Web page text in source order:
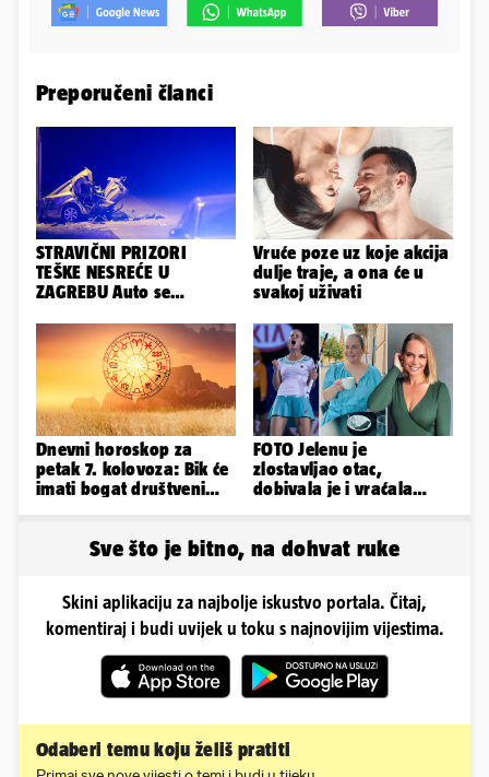
Preporučeni članci
STRAVIČNI PRIZORI
TEŠKE NESREĆE U
ZAGREBU Auto se
poginuo
Vruće poze uz koje akcija
dulje traje, a ona će u
svakoj uživati
Dnevni horoskop za
petak 7. kolovoza: Bik će
imati bogat društveni
FOTO Jelenu je
zlostavljao otac,
dobivala je i vraćala
Sve što je bitno, na dohvat ruke
Skini aplikaciju za najbolje iskustvo portala. Čitaj,
komentiraj i budi uvijek u toku s najnovijim vijestima.
Odaberi temu koju želiš pratiti